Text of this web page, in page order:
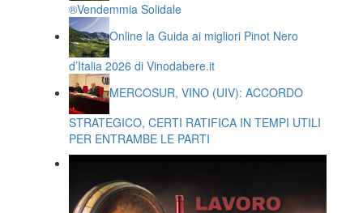
®️Vendemmia Solidale
Online la Guida ai migliori Pinot Nero
d’Italia 2026 di Vinodabere.it
MERCOSUR, VINO (UIV): ACCORDO
STRATEGICO, CERTI RATIFICA IN TEMPI UTILI
PER ENTRAMBE LE PARTI